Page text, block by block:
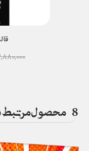
2,880,000
8 محصول مرتبط